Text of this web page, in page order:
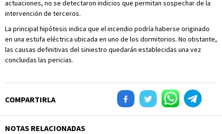
actuaciones, no se detectaron indicios que permitan sospechar de la
intervención de terceros.
La principal hipótesis indica que el incendio podría haberse originado
en una estufa eléctrica ubicada en uno de los dormitorios. No obstante,
las causas definitivas del siniestro quedarán establecidas una vez
concluidas las pericias.
COMPARTIRLA
NOTAS RELACIONADAS